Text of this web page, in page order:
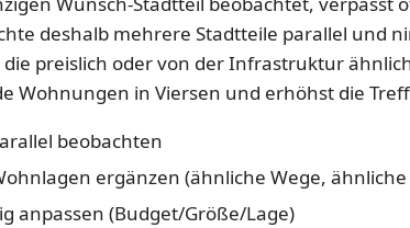
deshalb mehrere Stadtteile parallel und
preislich oder von der Infrastruktur
Wohnungen in Viersen und erhöhst die
beobachten
ergänzen (ähnliche Wege,
anpassen (Budget/Größe/Lage)